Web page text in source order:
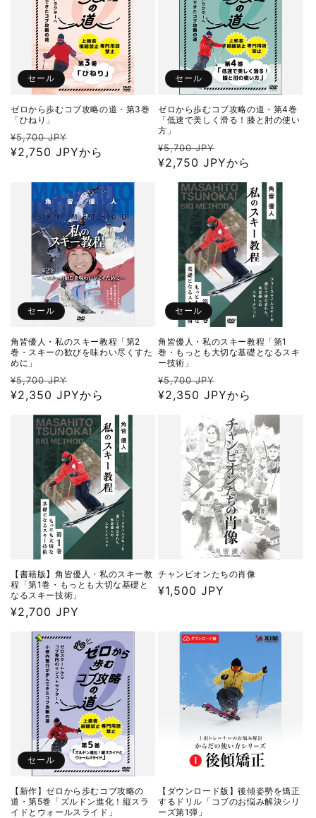
セール
ゼロから歩むコブ攻略の道・第3巻
「ひねり」
通
常
¥5,700 JPY
ー
価
格
¥2,750 JPYから
セール
ゼロから歩むコブ攻略の道・第4巻
「低速で美しく滑る！膝と肘の使い
方」
通
常
¥5,700 JPY
ー
価
格
¥2,750 JPYから
セール
角皆優人・私のスキー教程「第2
巻・スキーの歓びを味わい尽くすた
めに」
通
常
¥5,700 JPY
ー
価
格
¥2,350 JPYから
セール
角皆優人・私のスキー教程「第1
巻・もっとも大切な基礎となるスキ
ー技術」
通
常
¥5,700 JPY
ー
価
格
¥2,350 JPYから
【書籍版】角皆優人・私のスキー教
程「第1巻・もっとも大切な基礎と
なるスキー技術」
通
¥2,700 JPY
チャンピオンたちの肖像
通
¥1,500 JPY
セール
【新作】ゼロから歩むコブ攻略の
道・第5巻「ズルドン進化！縦スラ
イドとウォールスライド」
【ダウンロード版】後傾姿勢を矯正
するドリル「コブのお悩み解決シリ
ーズ第1弾」